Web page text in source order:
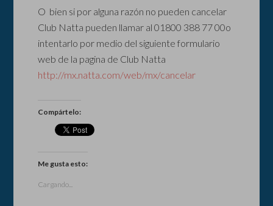
O bien si por alguna razón no pueden cancelar
Club Natta pueden llamar al 01800 388 77 00o
intentarlo por medio del siguiente formulario
web de la pagina de Club Natta
http://mx.natta.com/web/mx/cancelar
Compártelo:
Me gusta esto:
Cargando...